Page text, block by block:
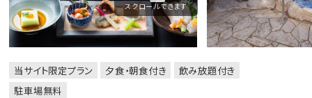
スクロールできます
当サイト限定プラン 夕食・朝食付き
飲み放題付き
駐車場無料